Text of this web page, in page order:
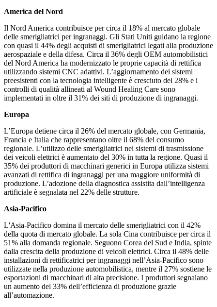
America del Nord
Il Nord America contribuisce per circa il 18% al mercato globale
delle smerigliatrici per ingranaggi. Gli Stati Uniti guidano la regione
con quasi il 44% degli acquisti di smerigliatrici legati alla produzione
aerospaziale e della difesa. Circa il 36% degli OEM automobilistici
del Nord America ha modernizzato le proprie capacità di rettifica
utilizzando sistemi CNC adattivi. L’aggiornamento dei sistemi
preesistenti con la tecnologia intelligente è cresciuto del 28% e i
controlli di qualità allineati al Wound Healing Care sono
implementati in oltre il 31% dei siti di produzione di ingranaggi.
Europa
L’Europa detiene circa il 26% del mercato globale, con Germania,
Francia e Italia che rappresentano oltre il 68% del consumo
regionale. L’utilizzo delle smerigliatrici nei sistemi di trasmissione
dei veicoli elettrici è aumentato del 30% in tutta la regione. Quasi il
35% dei produttori di macchinari generici in Europa utilizza sistemi
avanzati di rettifica di ingranaggi per una maggiore uniformità di
produzione. L’adozione della diagnostica assistita dall’intelligenza
artificiale è segnalata nel 22% delle strutture.
Asia-Pacifico
L'Asia-Pacifico domina il mercato delle smerigliatrici con il 42%
della quota di mercato globale. La sola Cina contribuisce per circa il
51% alla domanda regionale. Seguono Corea del Sud e India, spinte
dalla crescita della produzione di veicoli elettrici. Circa il 48% delle
installazioni di rettificatrici per ingranaggi nell’Asia-Pacifico sono
utilizzate nella produzione automobilistica, mentre il 27% sostiene le
esportazioni di macchinari di alta precisione. I produttori segnalano
un aumento del 33% dell’efficienza di produzione grazie
all’automazione.